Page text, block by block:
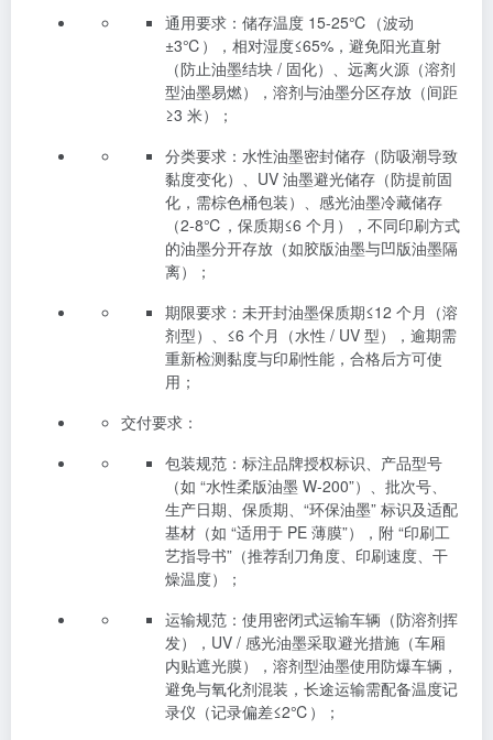
通用要求：储存温度 15-25℃（波动
±3℃），相对湿度≤65%，避免阳光直射
（防止油墨结块 / 固化）、远离火源（溶剂
型油墨易燃），溶剂与油墨分区存放（间距
≥3 米）；
分类要求：水性油墨密封储存（防吸潮导致
黏度变化）、UV 油墨避光储存（防提前固
化，需棕色桶包装）、感光油墨冷藏储存
（2-8℃，保质期≤6 个月），不同印刷方式
的油墨分开存放（如胶版油墨与凹版油墨隔
离）；
期限要求：未开封油墨保质期≤12 个月（溶
剂型）、≤6 个月（水性 / UV 型），逾期需
重新检测黏度与印刷性能，合格后方可使
用；
交付要求：
包装规范：标注品牌授权标识、产品型号
（如 “水性柔版油墨 W-200”）、批次号、
生产日期、保质期、“环保油墨” 标识及适配
基材（如 “适用于 PE 薄膜”），附 “印刷工
艺指导书”（推荐刮刀角度、印刷速度、干
燥温度）；
运输规范：使用密闭式运输车辆（防溶剂挥
发），UV / 感光油墨采取避光措施（车厢
内贴遮光膜），溶剂型油墨使用防爆车辆，
避免与氧化剂混装，长途运输需配备温度记
录仪（记录偏差≤2℃）；